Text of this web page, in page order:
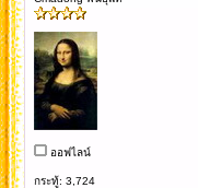
ออฟไลน์
กระทู้: 3,724